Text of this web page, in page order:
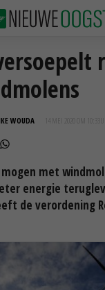
WOUDA 14 MEI 2020 OM 10:33
met
energie
de verordening